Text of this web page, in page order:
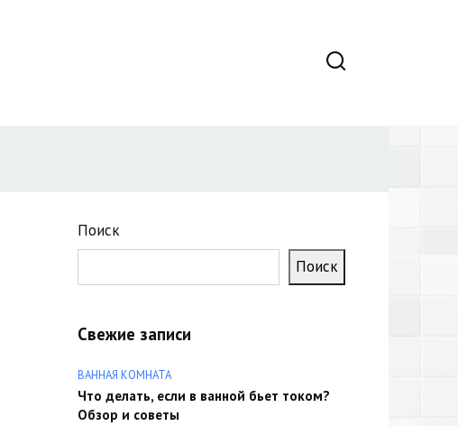
Поиск
Поиск
Свежие записи
ВАННАЯ КОМНАТА
Что делать, если в ванной бьет током?
Обзор и советы